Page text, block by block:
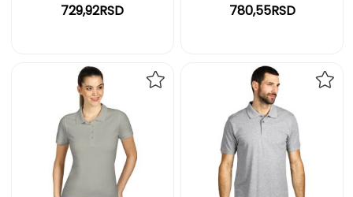
729,92RSD 780,55RSD